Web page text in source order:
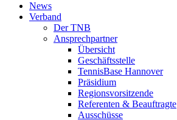
News
Verband
Der TNB
Ansprechpartner
Übersicht
Geschäftsstelle
TennisBase Hannover
Präsidium
Regionsvorsitzende
Referenten & Beauftragte
Ausschüsse